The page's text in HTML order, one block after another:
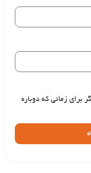
برای زمانی که دوباره